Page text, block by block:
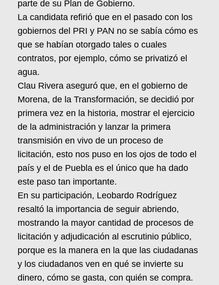
parte de su Plan de Gobierno.
La candidata refirió que en el pasado con los
gobiernos del PRI y PAN no se sabía cómo es
que se habían otorgado tales o cuales
contratos, por ejemplo, cómo se privatizó el
agua.
Clau Rivera aseguró que, en el gobierno de
Morena, de la Transformación, se decidió por
primera vez en la historia, mostrar el ejercicio
de la administración y lanzar la primera
transmisión en vivo de un proceso de
licitación, esto nos puso en los ojos de todo el
país y el de Puebla es el único que ha dado
este paso tan importante.
En su participación, Leobardo Rodríguez
resaltó la importancia de seguir abriendo,
mostrando la mayor cantidad de procesos de
licitación y adjudicación al escrutinio público,
porque es la manera en la que las ciudadanas
y los ciudadanos ven en qué se invierte su
dinero, cómo se gasta, con quién se compra.